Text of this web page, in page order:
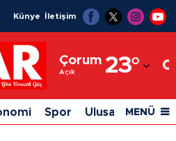
Künye İletişim
Çorum
Açık 23°
Adıyaman
Afyonkarahisar
Ağrı
Spor Ulusal Siyaset
MENÜ